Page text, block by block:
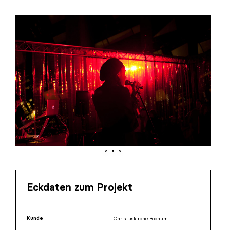
Eckdaten zum Projekt
Kunde Christuskirche Bochum